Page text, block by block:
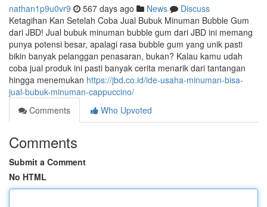
nathan1p9u0vr9 567 days ago News
Discuss
Ketagihan Kan Setelah Coba Jual Bubuk Minuman Bubble Gum
dari JBD! Jual bubuk minuman bubble gum dari JBD ini memang
punya potensi besar, apalagi rasa bubble gum yang unik pasti
bikin banyak pelanggan penasaran, bukan? Kalau kamu udah
coba jual produk ini pasti banyak cerita menarik dari tantangan
hingga menemukan https://jbd.co.id/ide-usaha-minuman-bisa-
jual-bubuk-minuman-cappuccino/
Comments
Who Upvoted
Comments
Submit a Comment
No HTML